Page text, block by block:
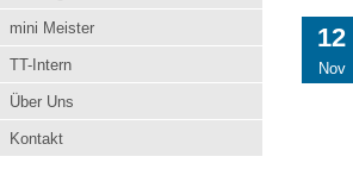
12
Nov
mini Meister
TT-Intern
Über Uns
Kontakt